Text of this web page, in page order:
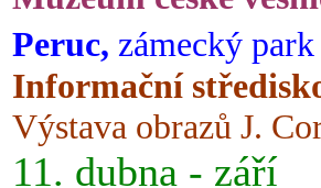
Peruc, zámecký park
Informační
Výstava obrazů J.
11. dubna - září